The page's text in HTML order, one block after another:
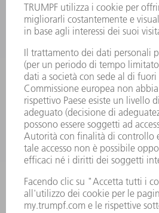
ELETTRONICA DI POTENZA
MACCHINE UTENSILI ELETTRICHE
SMART FACTORY
SOFTWARE
SERVICES
APPLICAZIONI
SETTORI
L'AZIENDA
CARRIERA
OFFERTE DI LAVORO
PROFILO DELL'AZIENDA
PRESIDENZA
RELAZIONE DI BILANCIO
PRINCIPI AZIENDALI
COMPLIANCE
SISTEMA DI WHISTLEBLOWING
SECURITY